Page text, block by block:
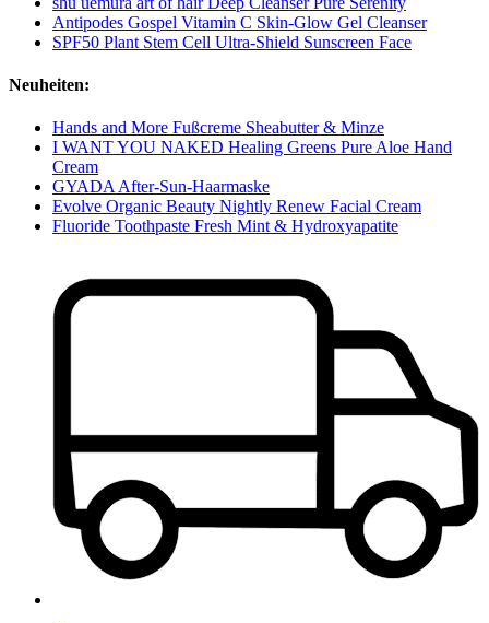
Antipodes Gospel Vitamin C Skin-Glow Gel Cleanser
SPF50 Plant Stem Cell Ultra-Shield Sunscreen Face
Neuheiten:
Hands and More Fußcreme Sheabutter & Minze
I WANT YOU NAKED Healing Greens Pure Aloe Hand
Cream
GYADA After-Sun-Haarmaske
Evolve Organic Beauty Nightly Renew Facial Cream
Fluoride Toothpaste Fresh Mint & Hydroxyapatite